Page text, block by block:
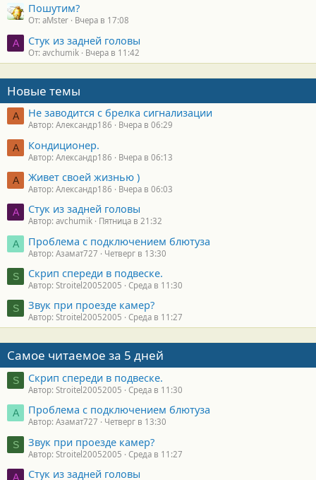
Пошутим?
От: aMster Вчера в 17:08
A Стук из задней головы
От: avchumik Вчера в 11:42
Новые темы
А Не заводится с брелка сигнализации
Автор: Александр186 Вчера в 06:29
А Кондиционер.
Автор: Александр186 Вчера в 06:13
А Живет своей жизнью )
Автор: Александр186 Вчера в 06:03
A Стук из задней головы
Автор: avchumik Пятница в 21:32
А Проблема с подключением блютуза
Автор: Азамат727 Четверг в 13:30
S Скрип спереди в подвеске.
Автор: Stroitel20052005 Среда в 11:30
S Звук при проезде камер?
Автор: Stroitel20052005 Среда в 11:27
Самое читаемое за 5 дней
S Скрип спереди в подвеске.
Автор: Stroitel20052005 Среда в 11:30
А Проблема с подключением блютуза
Автор: Азамат727 Четверг в 13:30
S Звук при проезде камер?
Автор: Stroitel20052005 Среда в 11:27
A Стук из задней головы